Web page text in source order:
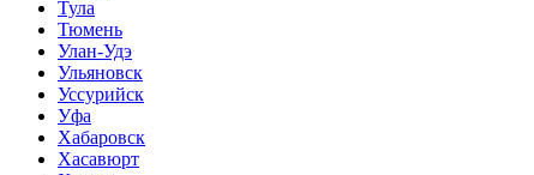
Тула
Тюмень
Улан-Удэ
Ульяновск
Уссурийск
Уфа
Хабаровск
Хасавюрт